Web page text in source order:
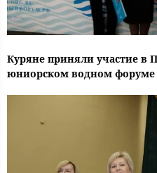
Куряне приняли участие в
юниорском водном форуме